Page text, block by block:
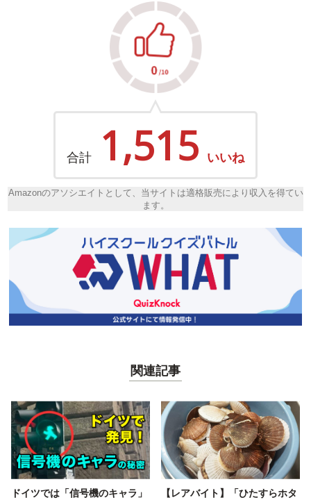
合計 1,515 いいね
Amazonのアソシエイトとして、当サイトは適格販売により収入を得てい
ます。
関連記事
ドイツでは「信号機のキャラ」
【レアバイト】「ひたすらホタ